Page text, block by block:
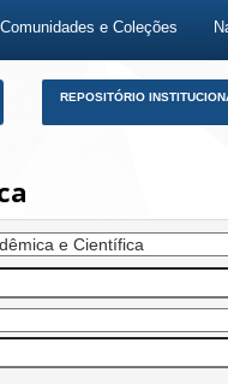
Comunidades e Coleções
REPOSITÓRIO